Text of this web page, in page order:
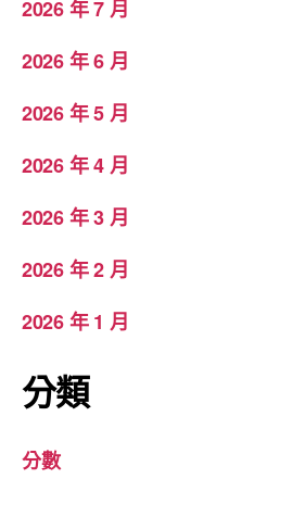
2026 年 7 月
2026 年 6 月
2026 年 5 月
2026 年 4 月
2026 年 3 月
2026 年 2 月
2026 年 1 月
分類
分數